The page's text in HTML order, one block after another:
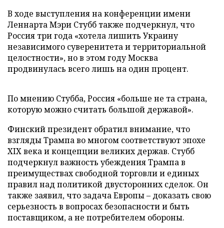
В ходе выступления на конференции имени
Леннарта Мэри Стубб также подчеркнул, что
Россия три года «хотела лишить Украину
независимого суверенитета и территориальной
целостности», но в этом году Москва
продвинулась всего лишь на один процент.
По мнению Стубба, Россия «больше не та страна,
которую можно считать большой державой».
Финский президент обратил внимание, что
взгляды Трампа во многом соответствуют эпохе
XIX века и концепции великих держав. Стубб
подчеркнул важность убеждения Трампа в
преимуществах свободной торговли и единых
правил над политикой двусторонних сделок. Он
также заявил, что задача Европы – доказать свою
серьезность в вопросах безопасности и быть
поставщиком, а не потребителем обороны.